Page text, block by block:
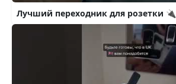
Лучший переходник для розетки 🔌